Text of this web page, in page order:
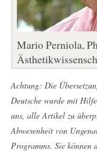
Mario Perniola,
Achtung: Die
Deutsche wurde mit
uns, alle Artikel zu
Abwesenheit von
Programms. Sie